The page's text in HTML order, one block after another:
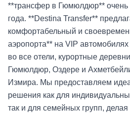
**трансфер в Гюмюлдюр** очень
года. **Destina Transfer**
комфортабельный и
аэропорта** на VIP
во все отели, курортные
Гюмюлдюр, Оздере и
Измира. Мы предоставляем
решения как для
так и для семейных групп,